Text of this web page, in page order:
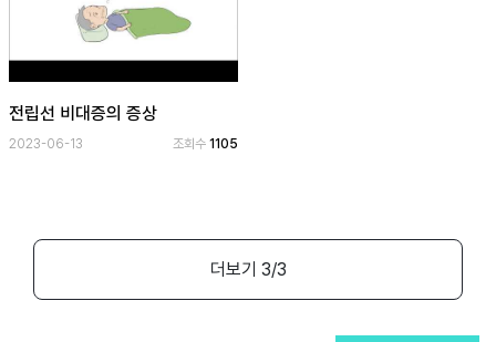
버
십
정
모
전립선 비대증의 증상
2023-06-13 조회수1105
더보기 3/3